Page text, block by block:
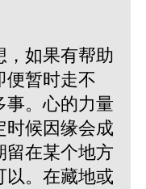
，如果有帮助
便暂时走不
事。心的力量
时候因缘会成
留在某个地方
以。在藏地或